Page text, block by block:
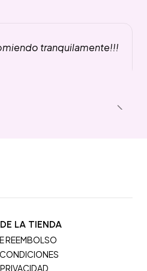
tranquilamente!!!
LA TIENDA
REEMBOLSO